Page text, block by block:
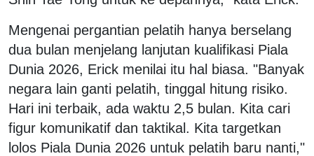
Mengenai pergantian pelatih hanya berselang
dua bulan menjelang lanjutan kualifikasi Piala
Dunia 2026, Erick menilai itu hal biasa. "Banyak
negara lain ganti pelatih, tinggal hitung risiko.
Hari ini terbaik, ada waktu 2,5 bulan. Kita cari
figur komunikatif dan taktikal. Kita targetkan
lolos Piala Dunia 2026 untuk pelatih baru nanti,"